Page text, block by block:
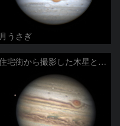
月うさぎ
住宅街から撮影した木星とエウロパ